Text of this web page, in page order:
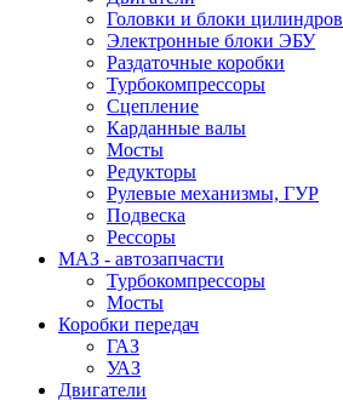
Головки и блоки цилиндров
Электронные блоки ЭБУ
Раздаточные коробки
Турбокомпрессоры
Сцепление
Карданные валы
Мосты
Редукторы
Рулевые механизмы, ГУР
Подвеска
Рессоры
МАЗ - автозапчасти
Турбокомпрессоры
Мосты
Коробки передач
ГАЗ
УАЗ
Двигатели